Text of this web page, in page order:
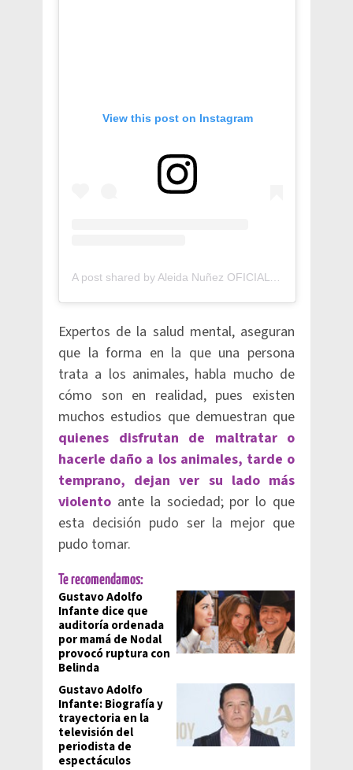
View this post on Instagram
Expertos de la salud mental, aseguran
que la forma en la que una persona
trata a los animales, habla mucho de
cómo son en realidad, pues existen
muchos estudios que demuestran que
quienes disfrutan de maltratar o
hacerle daño a los animales, tarde o
temprano, dejan ver su lado más
violento ante la sociedad; por lo que
esta decisión pudo ser la mejor que
pudo tomar.
Te recomendamos:
Gustavo Adolfo
Infante dice que
auditoría ordenada
por mamá de Nodal
provocó ruptura con
Belinda
Gustavo Adolfo
Infante: Biografía y
trayectoria en la
televisión del
periodista de
espectáculos